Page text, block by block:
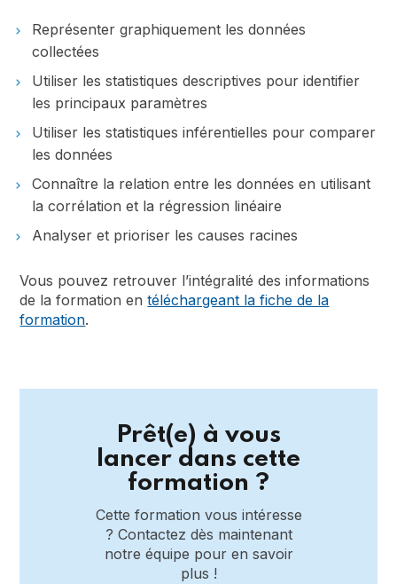
Représenter graphiquement les données
collectées
Utiliser les statistiques descriptives pour identifier
les principaux paramètres
Utiliser les statistiques inférentielles pour comparer
les données
Connaître la relation entre les données en utilisant
la corrélation et la régression linéaire
Analyser et prioriser les causes racines
Vous pouvez retrouver l’intégralité des informations
de la formation entéléchargeant la fiche de la
formation.
Prêt(e) à vous
lancer dans cette
formation ?
Cette formation vous intéresse
? Contactez dès maintenant
notre équipe pour en savoir
plus !